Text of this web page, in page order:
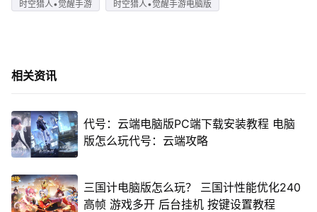
时空猎人•觉醒手游
时空猎人•觉醒手游电脑版
相关资讯
代号：云端电脑版PC端下载安装教程 电脑
版怎么玩代号：云端攻略
三国计电脑版怎么玩？ 三国计性能优化240
高帧 游戏多开 后台挂机 按键设置教程